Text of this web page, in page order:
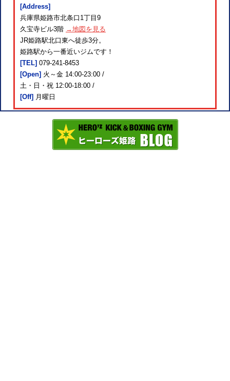
[Address]
兵庫県姫路市北条口1丁目9
久宝寺ビル3階 →地図を見る
JR姫路駅北口東へ徒歩3分。
姫路駅から一番近いジムです！
[TEL] 079-241-8453
[Open] 火～金 14:00-23:00 /
土・日・祝 12:00-18:00 /
[Off] 月曜日